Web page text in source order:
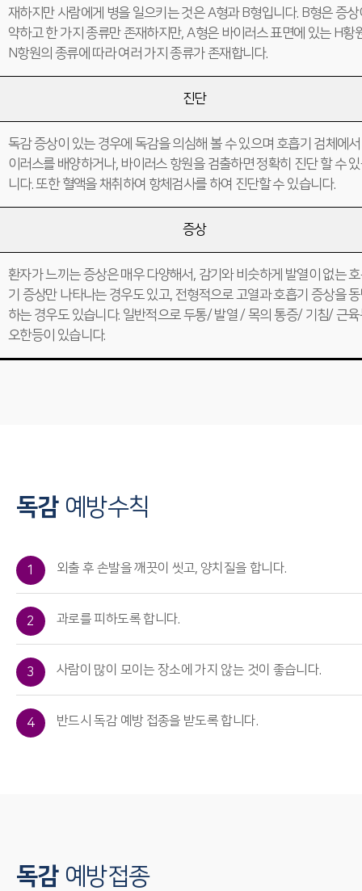
재하지만 사람에게 병을 일으키는 것은 A형과 B형입니다. B형은 증상
약하고 한 가지 종류만 존재하지만, A형은 바이러스 표면에 있는 H황
N항원의 종류에 따라 여러 가지 종류가 존재합니다.
진단
독감 증상이 있는 경우에 독감을 의심해 볼 수 있으며 호흡기 검체에
이러스를 배양하거나, 바이러스 항원을 검출하면 정확히 진단 할 수
니다. 또한 혈액을 채취하여 항체검사를 하여 진단할 수 있습니다.
증상
환자가 느끼는 증상은 매우 다양해서, 감기와 비슷하게 발열이 없는
기 증상만 나타나는 경우도 있고, 전형적으로 고열과 호흡기 증상을
하는 경우도 있습니다. 일반적으로 두통/ 발열 / 목의 통증/ 기침/ 근
오한등이 있습니다.
독감예방수칙
1 외출 후 손발을 깨끗이 씻고, 양치질을 합니다.
2 과로를 피하도록 합니다.
3 사람이 많이 모이는 장소에 가지 않는 것이 좋습니다.
4 반드시 독감 예방 접종을 받도록 합니다.
독감예방접종